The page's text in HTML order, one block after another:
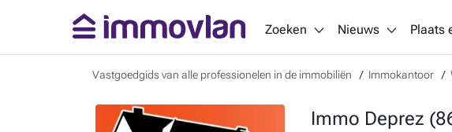
Zoeken Nieuws Plaats
Vastgoedgids van alle professionelen in de immobiliën Immokantoor
Immo Deprez